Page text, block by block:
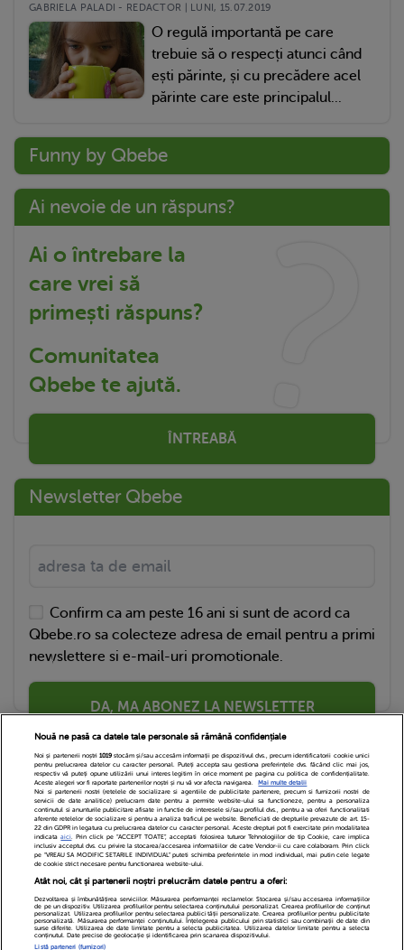
GABRIELA PALADI - REDACTOR | LUNI, 15.07.2019
O regulă importantă pe care
trebuie să o respecți atunci când
ești părinte, și cu precădere acel
părinte care este principalul...
Funny by Qbebe
Ai nevoie de un răspuns?
Ai o întrebare la
care vrei să
primești răspuns?
Comunitatea
Qbebe te ajută.
ÎNTREABĂ
Newsletter Qbebe
Confirm ca am peste 16 ani si sunt de acord ca
Qbebe.ro sa colecteze adresa de email pentru a primi
newslettere si e-mail-uri promotionale.
DA, MA ABONEZ LA NEWSLETTER
Echipa Editoriala Newsletter
Contact
Cariere
Cookies
Politica de confidentialitate
DivaHair Cosmetics
Despre noi
Termeni si conditii
Nouă ne pasă ca datele tale personale să rămână confidențiale
Noi și partenerii noștri 1019stocăm și/sau accesăm informații pe dispozitivul dvs., precum identificatorii cookie unici
pentru prelucrarea datelor cu caracter personal. Puteți accepta sau gestiona preferințele dvs. făcând clic mai jos,
respectiv vă puteți opune utilizării unui interes legitim în orice moment pe pagina cu politica de confidențialitate.
Aceste alegeri vor fi raportate partenerilor noștri și nu vă vor afecta navigarea.
Mai multe detalii
Noi si partenerii nostri (retelele de socializare si agentiile de publicitate partenere, precum si furnizorii nostri de
servicii de date analitice) prelucram date pentru a permite website-ului sa functioneze, pentru a personaliza
continutul si anunturile publicitare afisate in functie de interesele si/sau profilul dvs., pentru a va oferi functionalitati
aferente retelelor de socializare si pentru a analiza traficul pe website. Beneficiati de drepturile prevazute de art. 15-
22 din GDPR in legatura cu prelucrarea datelor cu caracter personal. Aceste drepturi pot fi exercitate prin modalitatea
indicataaici. Prin click pe “ACCEPT TOATE”, acceptati folosirea tuturor Tehnologiilor de tip Cookie, care implica
inclusiv acceptul dvs. cu privire la stocarea/accesarea informatiilor de catre Vendor-ii cu care colaboram. Prin click
pe “VREAU SA MODIFIC SETARILE INDIVIDUAL” puteti schimba preferintele in mod individual, mai putin cele legate
de cookie strict necesare pentru functionarea website-ului.
Atât noi, cât și partenerii noștri prelucrăm datele pentru a oferi:
Dezvoltarea și îmbunătățirea serviciilor. Măsurarea performanței reclamelor. Stocarea și/sau accesarea informațiilor
de pe un dispozitiv. Utilizarea profilurilor pentru selectarea conținutului personalizat. Crearea profilurilor de conținut
personalizat. Utilizarea profilurilor pentru selectarea publicității personalizate. Crearea profilurilor pentru publicitate
personalizată. Măsurarea performanței conținutului. Înțelegerea publicului prin statistici sau combinații de date din
surse diferite. Utilizarea de date limitate pentru a selecta publicitatea. Utilizarea datelor limitate pentru a selecta
conținutul. Date precise de geolocație și identificarea prin scanarea dispozitivului.
Listă parteneri (furnizori)